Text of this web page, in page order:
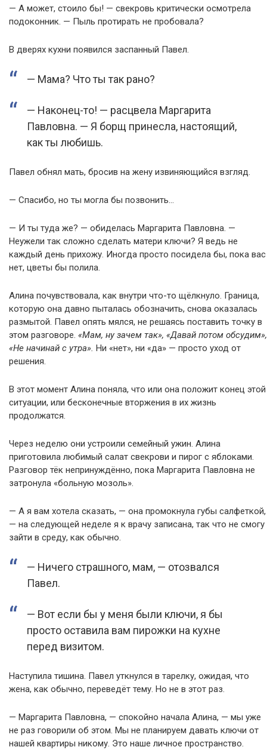
— А может, стоило бы! — свекровь критически осмотрела
подоконник. — Пыль протирать не пробовала?
В дверях кухни появился заспанный Павел.
— Мама? Что ты так рано?
— Наконец-то! — расцвела Маргарита
Павловна. — Я борщ принесла, настоящий,
как ты любишь.
Павел обнял мать, бросив на жену извиняющийся взгляд.
— Спасибо, но ты могла бы позвонить…
— И ты туда же? — обиделась Маргарита Павловна. —
Неужели так сложно сделать матери ключи? Я ведь не
каждый день прихожу. Иногда просто посидела бы, пока вас
нет, цветы бы полила.
Алина почувствовала, как внутри что-то щёлкнуло. Граница,
которую она давно пыталась обозначить, снова оказалась
размытой. Павел опять мялся, не решаясь поставить точку в
этом разговоре. «Мам, ну зачем так», «Давай потом обсудим»,
«Не начинай с утра». Ни «нет», ни «да» — просто уход от
решения.
В этот момент Алина поняла, что или она положит конец этой
ситуации, или бесконечные вторжения в их жизнь
продолжатся.
Через неделю они устроили семейный ужин. Алина
приготовила любимый салат свекрови и пирог с яблоками.
Разговор тёк непринуждённо, пока Маргарита Павловна не
затронула «больную мозоль».
— А я вам хотела сказать, — она промокнула губы салфеткой,
— на следующей неделе я к врачу записана, так что не смогу
зайти в среду, как обычно.
— Ничего страшного, мам, — отозвался
Павел.
— Вот если бы у меня были ключи, я бы
просто оставила вам пирожки на кухне
перед визитом.
Наступила тишина. Павел уткнулся в тарелку, ожидая, что
жена, как обычно, переведёт тему. Но не в этот раз.
— Маргарита Павловна, — спокойно начала Алина, — мы уже
не раз говорили об этом. Мы не планируем давать ключи от
нашей квартиры никому. Это наше личное пространство.